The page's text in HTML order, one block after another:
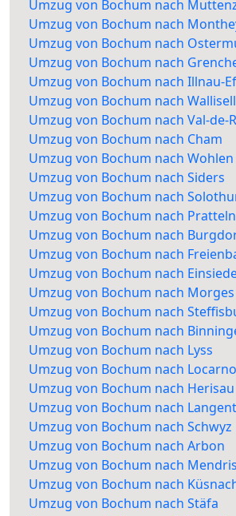
Umzug von Bochum nach
Umzug von Bochum nach
Umzug von Bochum nach
Umzug von Bochum nach
Umzug von Bochum nach Illnau-
Umzug von Bochum nach
Umzug von Bochum nach Val-de-
Umzug von Bochum nach Cham
Umzug von Bochum nach Wohlen
Umzug von Bochum nach Siders
Umzug von Bochum nach
Umzug von Bochum nach Pratteln
Umzug von Bochum nach
Umzug von Bochum nach
Umzug von Bochum nach
Umzug von Bochum nach Morges
Umzug von Bochum nach
Umzug von Bochum nach
Umzug von Bochum nach Lyss
Umzug von Bochum nach Locarno
Umzug von Bochum nach Herisau
Umzug von Bochum nach
Umzug von Bochum nach Schwyz
Umzug von Bochum nach Arbon
Umzug von Bochum nach
Umzug von Bochum nach
Umzug von Bochum nach Stäfa